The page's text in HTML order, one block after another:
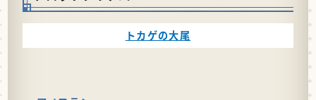
トカゲの大尾